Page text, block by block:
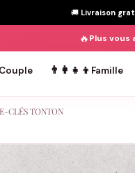
🚚 Livraison
🔥Plus vous
Couple 👨‍👩‍👧‍👦 Famille
CLÉS TONTON